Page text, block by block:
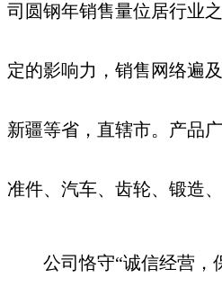
司圆钢年销售量位居行业
定的影响力，销售网络遍
新疆等省，直辖市。产品
准件、汽车、齿轮、锻造
公司恪守“诚信经营，